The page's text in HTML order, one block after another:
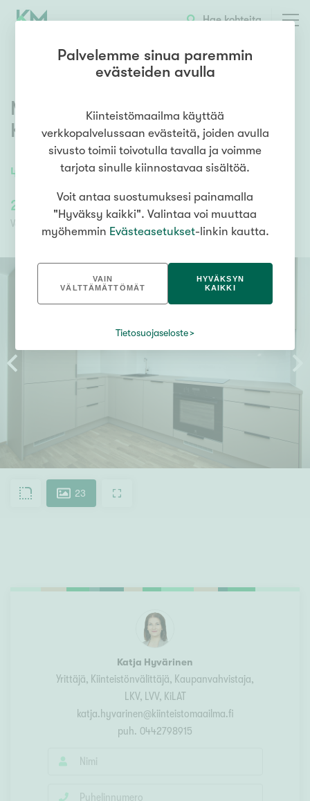
Hae kohteita
42,5 /42,5 m² 2h, kt
Maaherrankatu 25,Keskusta
Kuopio
224 000,00 €
Velaton hinta
134 400,00 €
23
Katja Hyvärinen
Yrittäjä, Kiinteistönvälittäjä, Kaupanvahvistaja,
LKV, LVV, KiLAT
katja.hyvarinen@kiinteistomaailma.fi
puh. 0442798915
Palvelemme sinua paremmin
evästeiden avulla
Kiinteistömaailma käyttää
verkkopalvelussaan evästeitä, joiden avulla
sivusto toimii toivotulla tavalla ja voimme
tarjota sinulle kiinnostavaa sisältöä.
Voit antaa suostumuksesi painamalla
"Hyväksy kaikki". Valintaa voi muuttaa
myöhemmin Evästeasetukset-linkin kautta.
VAIN
VÄLTTÄMÄTTÖMÄT
HYVÄKSYN
KAIKKI
Tietosuojaseloste